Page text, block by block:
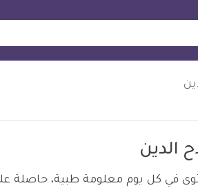
الدين
في كل يوم معلومة طبية، حاصلة